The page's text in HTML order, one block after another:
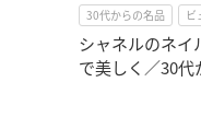
30代からの名品 ビ
シャネルのネイ
で美しく／30